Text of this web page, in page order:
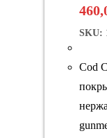
SKU:
Cod